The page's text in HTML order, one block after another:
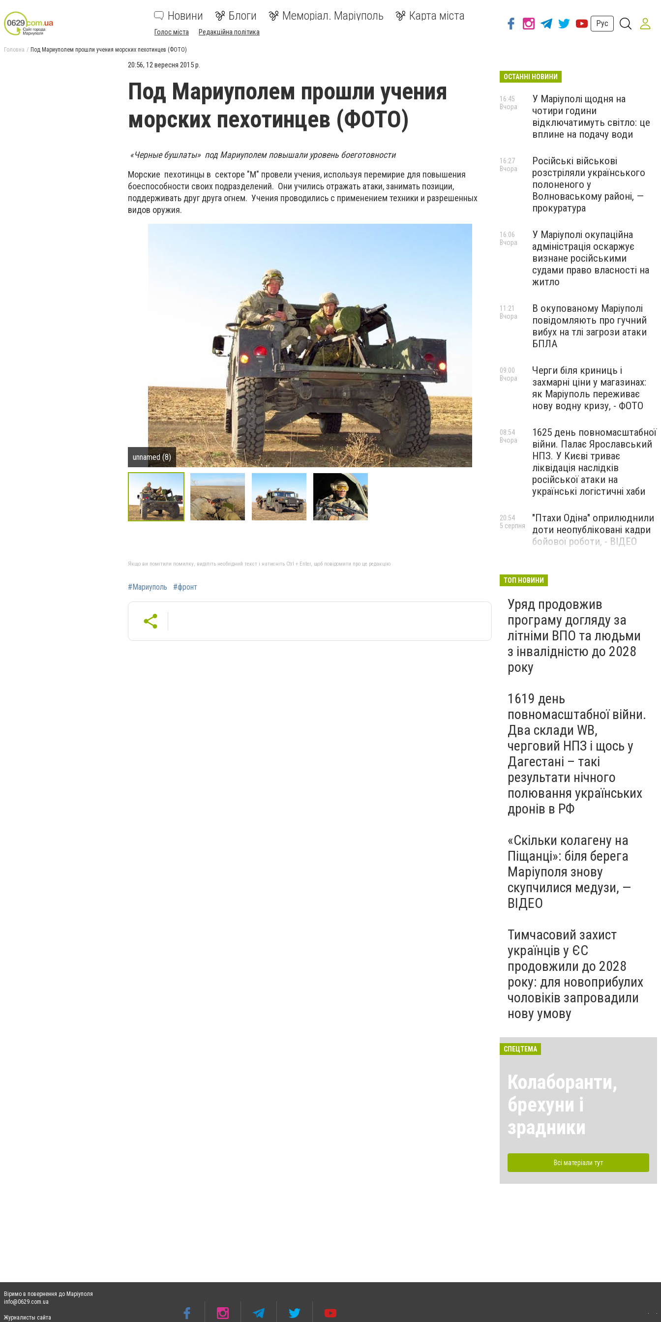
Новини Блоги Меморіал. Маріуполь Карта міста
Голос міста Редакційна політика
Рус
Головна Под Мариуполем прошли учения морских пехотинцев (ФОТО)
20:56, 12 вересня 2015 р.
Под Мариуполем прошли учения
морских пехотинцев (ФОТО)
«Черные бушлаты» под Мариуполем повышали уровень боеготовности
Морские пехотинцы в секторе "М" провели учения, используя перемирие для повышения
боеспособности своих подразделений. Они учились отражать атаки, занимать позиции,
поддерживать друг друга огнем. Учения проводились с применением техники и разрешенных
видов оружия.
unnamed (8) unnamed (9)
Якщо ви помітили помилку, виділіть необхідний текст і натисніть Ctrl + Enter, щоб повідомити про це редакцію
#Мариуполь #фронт
ОСТАННІ НОВИНИ
У Маріуполі щодня на
чотири години
відключатимуть світло: це
вплине на подачу води
16:45
Вчора
Російські військові
розстріляли українського
полоненого у
Волноваському районі, —
прокуратура
16:27
Вчора
У Маріуполі окупаційна
адміністрація оскаржує
визнане російськими
судами право власності на
житло
16:06
Вчора
В окупованому Маріуполі
повідомляють про гучний
вибух на тлі загрози атаки
БПЛА
11:21
Вчора
Черги біля криниць і
захмарні ціни у магазинах:
як Маріуполь переживає
нову водну кризу, - ФОТО
09:00
Вчора
1625 день повномасштабної
війни. Палає Ярославський
НПЗ. У Києві триває
ліквідація наслідків
російської атаки на
українські логістичні хаби
08:54
Вчора
"Птахи Одіна" оприлюднили
доти неопубліковані кадри
бойової роботи, - ВІДЕО
20:54
5 серпня
Бєдняков зіграє тата
новому українському
фільмі, - ФОТО
5 серпня
ТОП НОВИНИ
Уряд продовжив
програму догляду за
літніми ВПО та людьми
з інвалідністю до 2028
року
1619 день
повномасштабної війни.
Два склади WB,
черговий НПЗ і щось у
Дагестані – такі
результати нічного
полювання українських
дронів в РФ
«Скільки колагену на
Піщанці»: біля берега
Маріуполя знову
скупчилися медузи, —
ВІДЕО
Тимчасовий захист
українців у ЄС
продовжили до 2028
року: для новоприбулих
чоловіків запровадили
нову умову
СПЕЦТЕМА
Колаборанти,
брехуни і
зрадники
Всі матеріали тут
Віримо в повернення до Маріуполя
info@0629.com.ua
Журналисты сайта